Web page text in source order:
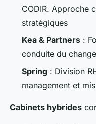
CODIR. Approche
stratégiques
Kea & Partners :
conduite du
Spring : Division
management et
Cabinets hybrides